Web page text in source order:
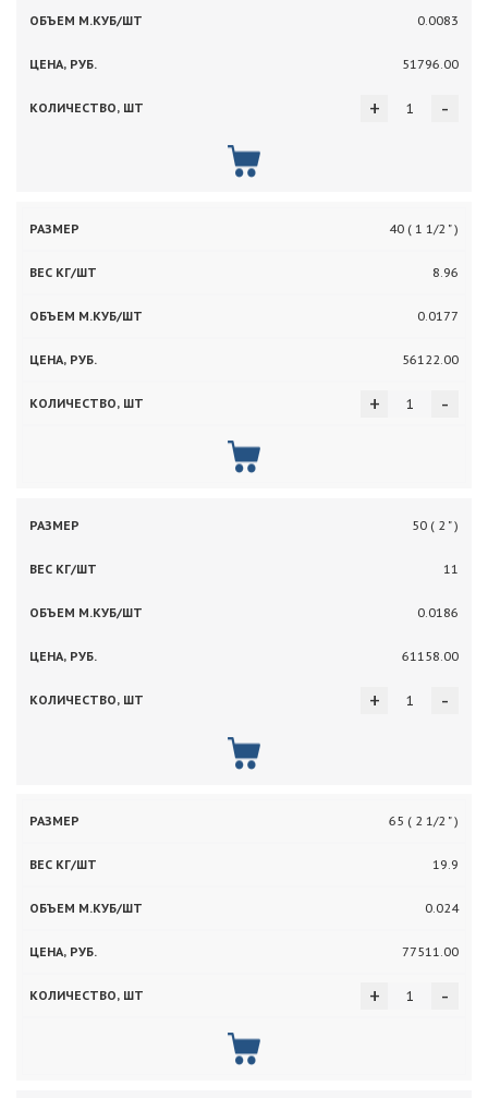
0.0083
51796.00
-
+
40 ( 1 1/2 " )
8.96
0.0177
56122.00
-
+
50 ( 2 " )
11
0.0186
61158.00
-
+
65 ( 2 1/2 " )
19.9
0.024
77511.00
-
+